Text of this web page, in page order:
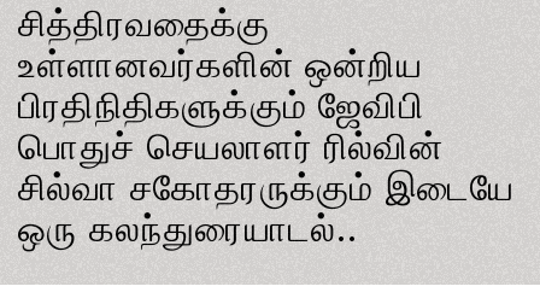
சித்திரவதைக்கு
உள்ளானவர்களின் ஒன்றிய
பிரதிநிதிகளுக்கும் ஜேவிபி
பொதுச் செயலாளர் ரில்வின்
சில்வா சகோதரருக்கும் இடையே
ஒரு கலந்துரையாடல்..